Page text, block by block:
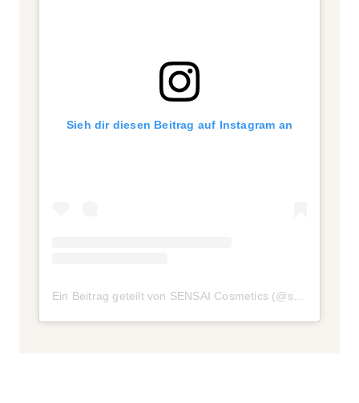
Sieh dir diesen Beitrag auf Instagram an